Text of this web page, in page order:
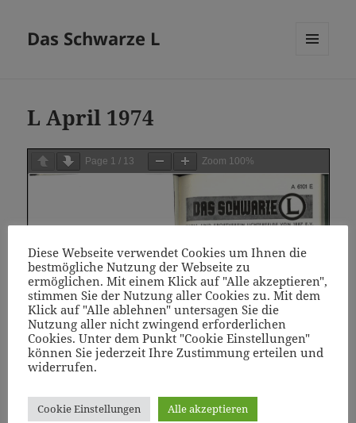
Das Schwarze L
L April 1974
Page 1 / 13 Zoom 100%
Page1/13 Zoom100%
Diese Webseite verwendet Cookies um Ihnen die
bestmögliche Nutzung der Webseite zu
ermöglichen. Mit einem Klick auf "Alle akzeptieren",
stimmen Sie der Nutzung aller Cookies zu. Mit dem
Klick auf "Alle ablehnen" untersagen Sie die
Nutzung aller nicht zwingend erforderlichen
Cookies. Unter dem Punkt "Cookie Einstellungen"
können Sie jederzeit Ihre Zustimmung erteilen und
widerrufen.
Cookie Einstellungen Alle akzeptieren